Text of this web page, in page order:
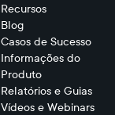
Recursos
Blog
Casos de Sucesso
Informações do
Produto
Relatórios e Guias
Vídeos e Webinars